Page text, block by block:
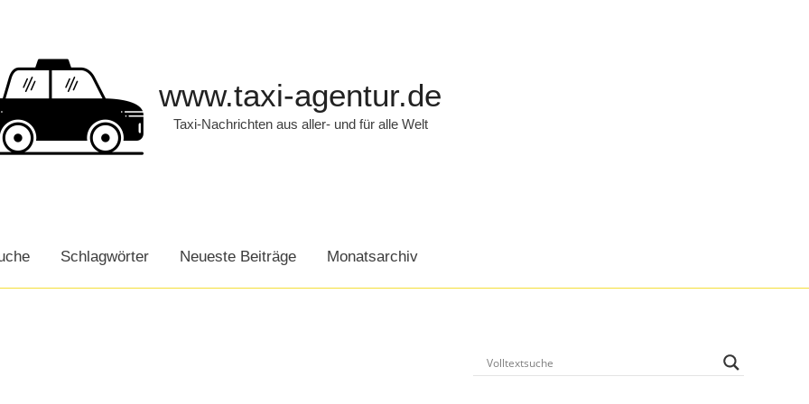
www.taxi-agentur.de
Taxi-Nachrichten aus aller- und für alle Welt
Schlagwörter Neueste Beiträge Monatsarchiv